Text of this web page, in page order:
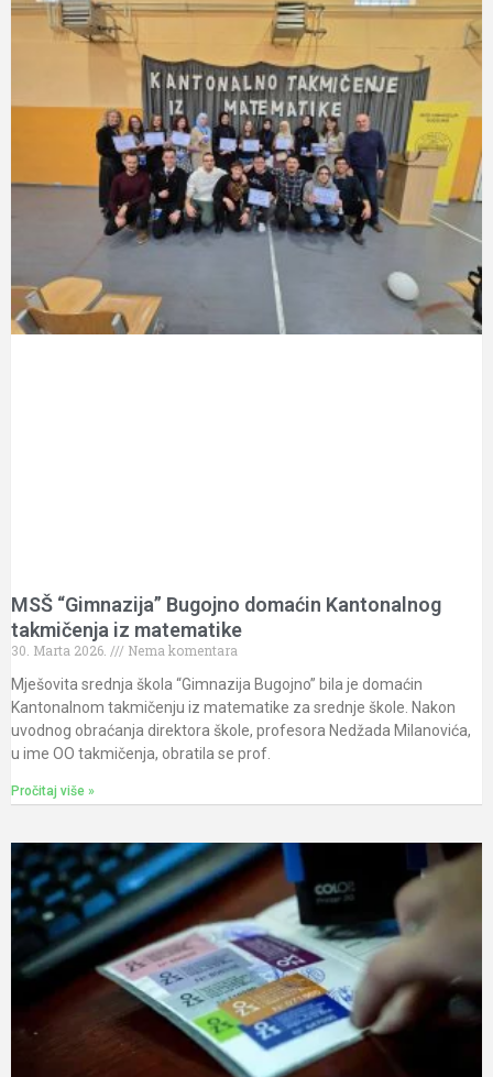
MSŠ “Gimnazija” Bugojno domaćin Kantonalnog
takmičenja iz matematike
30. Marta 2026.
Nema komentara
Mješovita srednja škola “Gimnazija Bugojno” bila je domaćin
Kantonalnom takmičenju iz matematike za srednje škole. Nakon
uvodnog obraćanja direktora škole, profesora Nedžada Milanovića,
u ime OO takmičenja, obratila se prof.
Pročitaj više »